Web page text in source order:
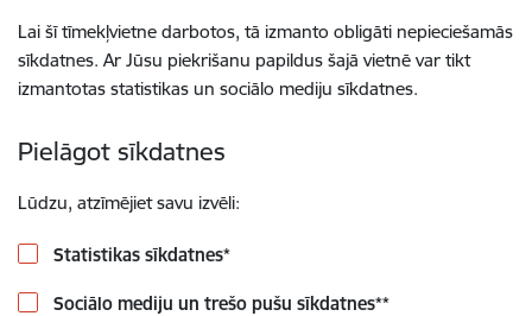
Lai šī tīmekļvietne darbotos, tā izmanto obligāti nepieciešamās
sīkdatnes. Ar Jūsu piekrišanu papildus šajā vietnē var tikt
izmantotas statistikas un sociālo mediju sīkdatnes.
Pielāgot sīkdatnes
Lūdzu, atzīmējiet savu izvēli:
Statistikas sīkdatnes*
Sociālo mediju un trešo pušu sīkdatnes**